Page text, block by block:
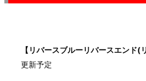
【リバースブルーリバースエンド(
更新予定